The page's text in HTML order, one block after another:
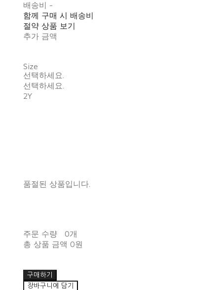
배송비 -
함께 구매 시 배송비
절약 상품 보기
추가 금액
Size
선택하세요.
선택하세요.
2Y
품절된 상품입니다.
주문 수량
0개
총 상품 금액 0원
구매하기
장바구니에 담기